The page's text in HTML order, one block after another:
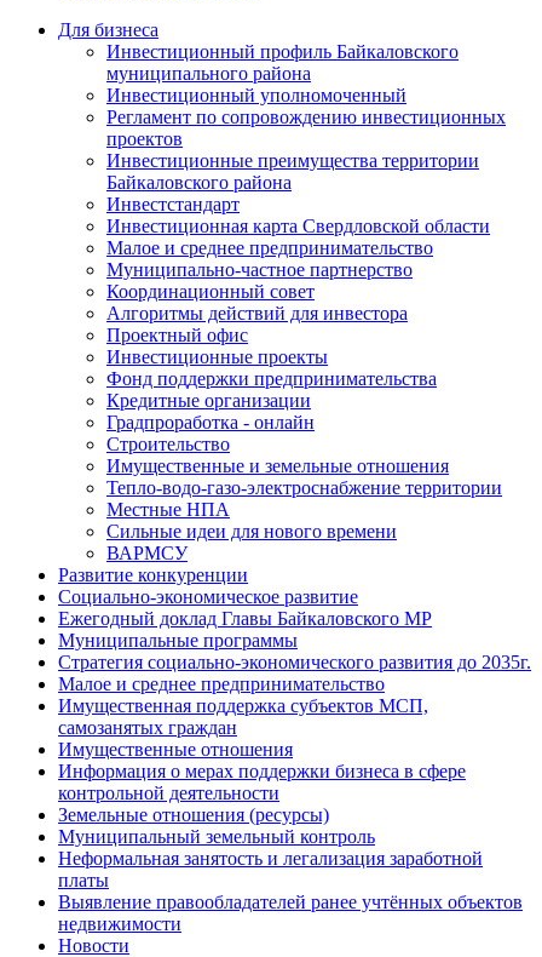
Для бизнеса
Инвестиционный профиль Байкаловского
муниципального района
Инвестиционный уполномоченный
Регламент по сопровождению инвестиционных
проектов
Инвестиционные преимущества территории
Байкаловского района
Инвестстандарт
Инвестиционная карта Свердловской области
Малое и среднее предпринимательство
Муниципально-частное партнерство
Координационный совет
Алгоритмы действий для инвестора
Проектный офис
Инвестиционные проекты
Фонд поддержки предпринимательства
Кредитные организации
Градпроработка - онлайн
Строительство
Имущественные и земельные отношения
Тепло-водо-газо-электроснабжение территории
Местные НПА
Сильные идеи для нового времени
ВАРМСУ
Развитие конкуренции
Социально-экономическое развитие
Ежегодный доклад Главы Байкаловского МР
Муниципальные программы
Стратегия социально-экономического развития до 2035г.
Малое и среднее предпринимательство
Имущественная поддержка субъектов МСП,
самозанятых граждан
Имущественные отношения
Информация о мерах поддержки бизнеса в сфере
контрольной деятельности
Земельные отношения (ресурсы)
Муниципальный земельный контроль
Неформальная занятость и легализация заработной
платы
Выявление правообладателей ранее учтённых объектов
недвижимости
Новости